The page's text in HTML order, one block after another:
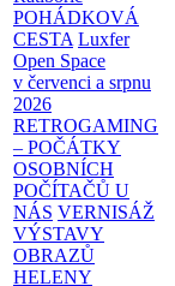
POHÁDKOVÁ
CESTA Luxfer
Open Space
v červenci a srpnu
2026
RETROGAMING
– POČÁTKY
OSOBNÍCH
POČÍTAČŮ U
NÁS VERNISÁŽ
VÝSTAVY
OBRAZŮ
HELENY